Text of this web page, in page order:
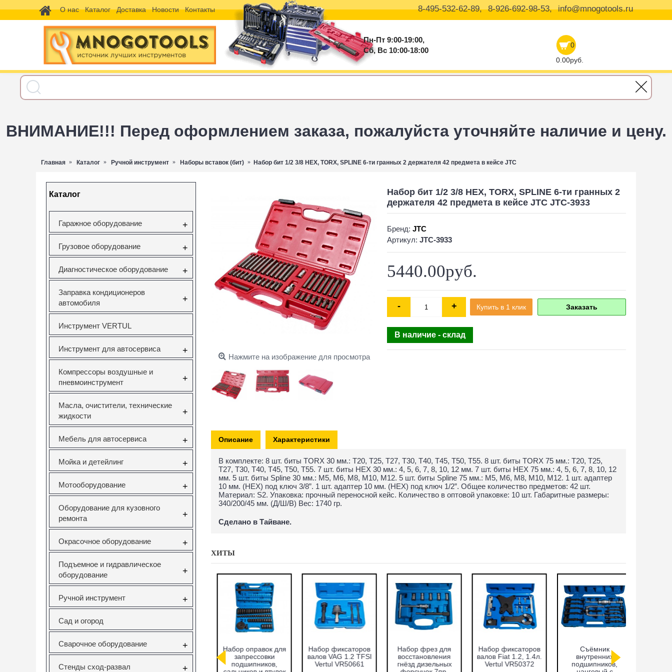
О нас Каталог Доставка Новости Контакты 8-495-532-62-89, 8-926-692-98-53, info@mnogotools.ru
Пн-Пт 9:00-19:00,
Сб, Вс 10:00-18:00
0
0.00руб.
ВНИМАНИЕ!!! Перед оформлением заказа, пожалуйста уточняйте наличие и цену.
Главная Каталог Ручной инструмент Наборы вставок (бит) Набор бит 1/2 3/8 HEX, TORX, SPLINE 6-ти гранных 2 держателя 42 предмета в кейсе JTC
Каталог
Гаражное оборудование +
Грузовое оборудование +
Диагностическое оборудование +
Заправка кондиционеров
автомобиля
+
Инструмент VERTUL
Инструмент для автосервиса +
Компрессоры воздушные и
пневмоинструмент
+
Масла, очистители, технические
жидкости
+
Мебель для автосервиса +
Мойка и детейлинг +
Мотооборудование +
Оборудование для кузовного
ремонта
+
Окрасочное оборудование +
Подъемное и гидравлическое
оборудование
+
Ручной инструмент +
Сад и огород
Сварочное оборудование +
Стенды сход-развал +
Нажмите на изображение для просмотра
Набор бит 1/2 3/8 HEX, TORX, SPLINE 6-ти гранных 2
держателя 42 предмета в кейсе JTC JTC-3933
Бренд: JTC
Артикул: JTC-3933
5440.00руб.
- + Купить в 1 клик Заказать
В наличие - склад
Описание Характеристики
В комплекте: 8 шт. биты TORX 30 мм.: Т20, Т25, Т27, Т30, Т40, Т45, Т50, Т55. 8 шт. биты TORX 75 мм.: Т20, Т25,
Т27, Т30, Т40, Т45, Т50, Т55. 7 шт. биты HEX 30 мм.: 4, 5, 6, 7, 8, 10, 12 мм. 7 шт. биты HEX 75 мм.: 4, 5, 6, 7, 8, 10, 12
мм. 5 шт. биты Spline 30 мм.: М5, М6, М8, М10, М12. 5 шт. биты Spline 75 мм.: М5, М6, М8, М10, М12. 1 шт. адаптер
10 мм. (HEX) под ключ 3/8”. 1 шт. адаптер 10 мм. (HEX) под ключ 1/2”. Общее количество предметов: 42 шт.
Материал: S2. Упаковка: прочный переносной кейс. Количество в оптовой упаковке: 10 шт. Габаритные размеры:
340/200/45 мм. (Д/Ш/В) Вес: 1740 гр.
Сделано в Тайване.
ХИТЫ
Вставка резьбовая
M10X1.5 Vertul
VR50727E
Forsage F-933T1
Комплект для
снятия и установки
Набор оправок для
запрессовки
подшипников,
Набор фиксаторов
валов VAG 1.2 TFSI
Vertul VR50661
Набор фрез для
восстановления
гнёзд дизельных
Набор фиксаторов
валов Fiat 1.2, 1.4л.
Vertul VR50372
Cъёмник
внутренних
подшипников,